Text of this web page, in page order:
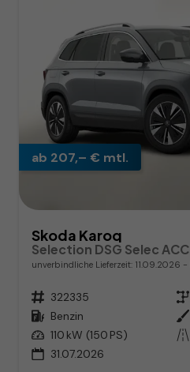
ab 207,– € mtl.
Skoda Karoq
unverbindliche Lieferzeit: 11.09.2026
Fahrzeugnr. 322335 Getriebe
Kraftstoff Benzin Außenfarbe
Leistung 110 kW (150 PS) Kilometerstand
31.07.2026